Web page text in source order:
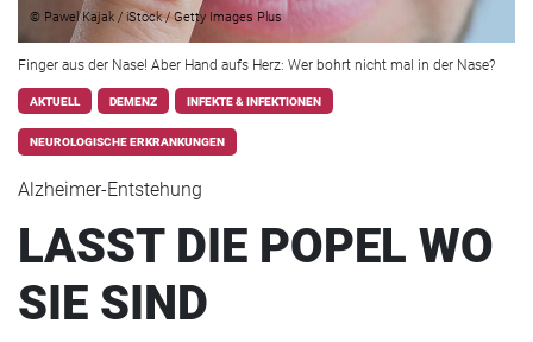
© Pawel Kajak / iStock / Getty Images Plus
Finger aus der Nase! Aber Hand aufs Herz: Wer bohrt nicht mal in der Nase?
AKTUELL DEMENZ INFEKTE & INFEKTIONEN
NEUROLOGISCHE ERKRANKUNGEN
Alzheimer-Entstehung
LASST DIE POPEL WO
SIE SIND